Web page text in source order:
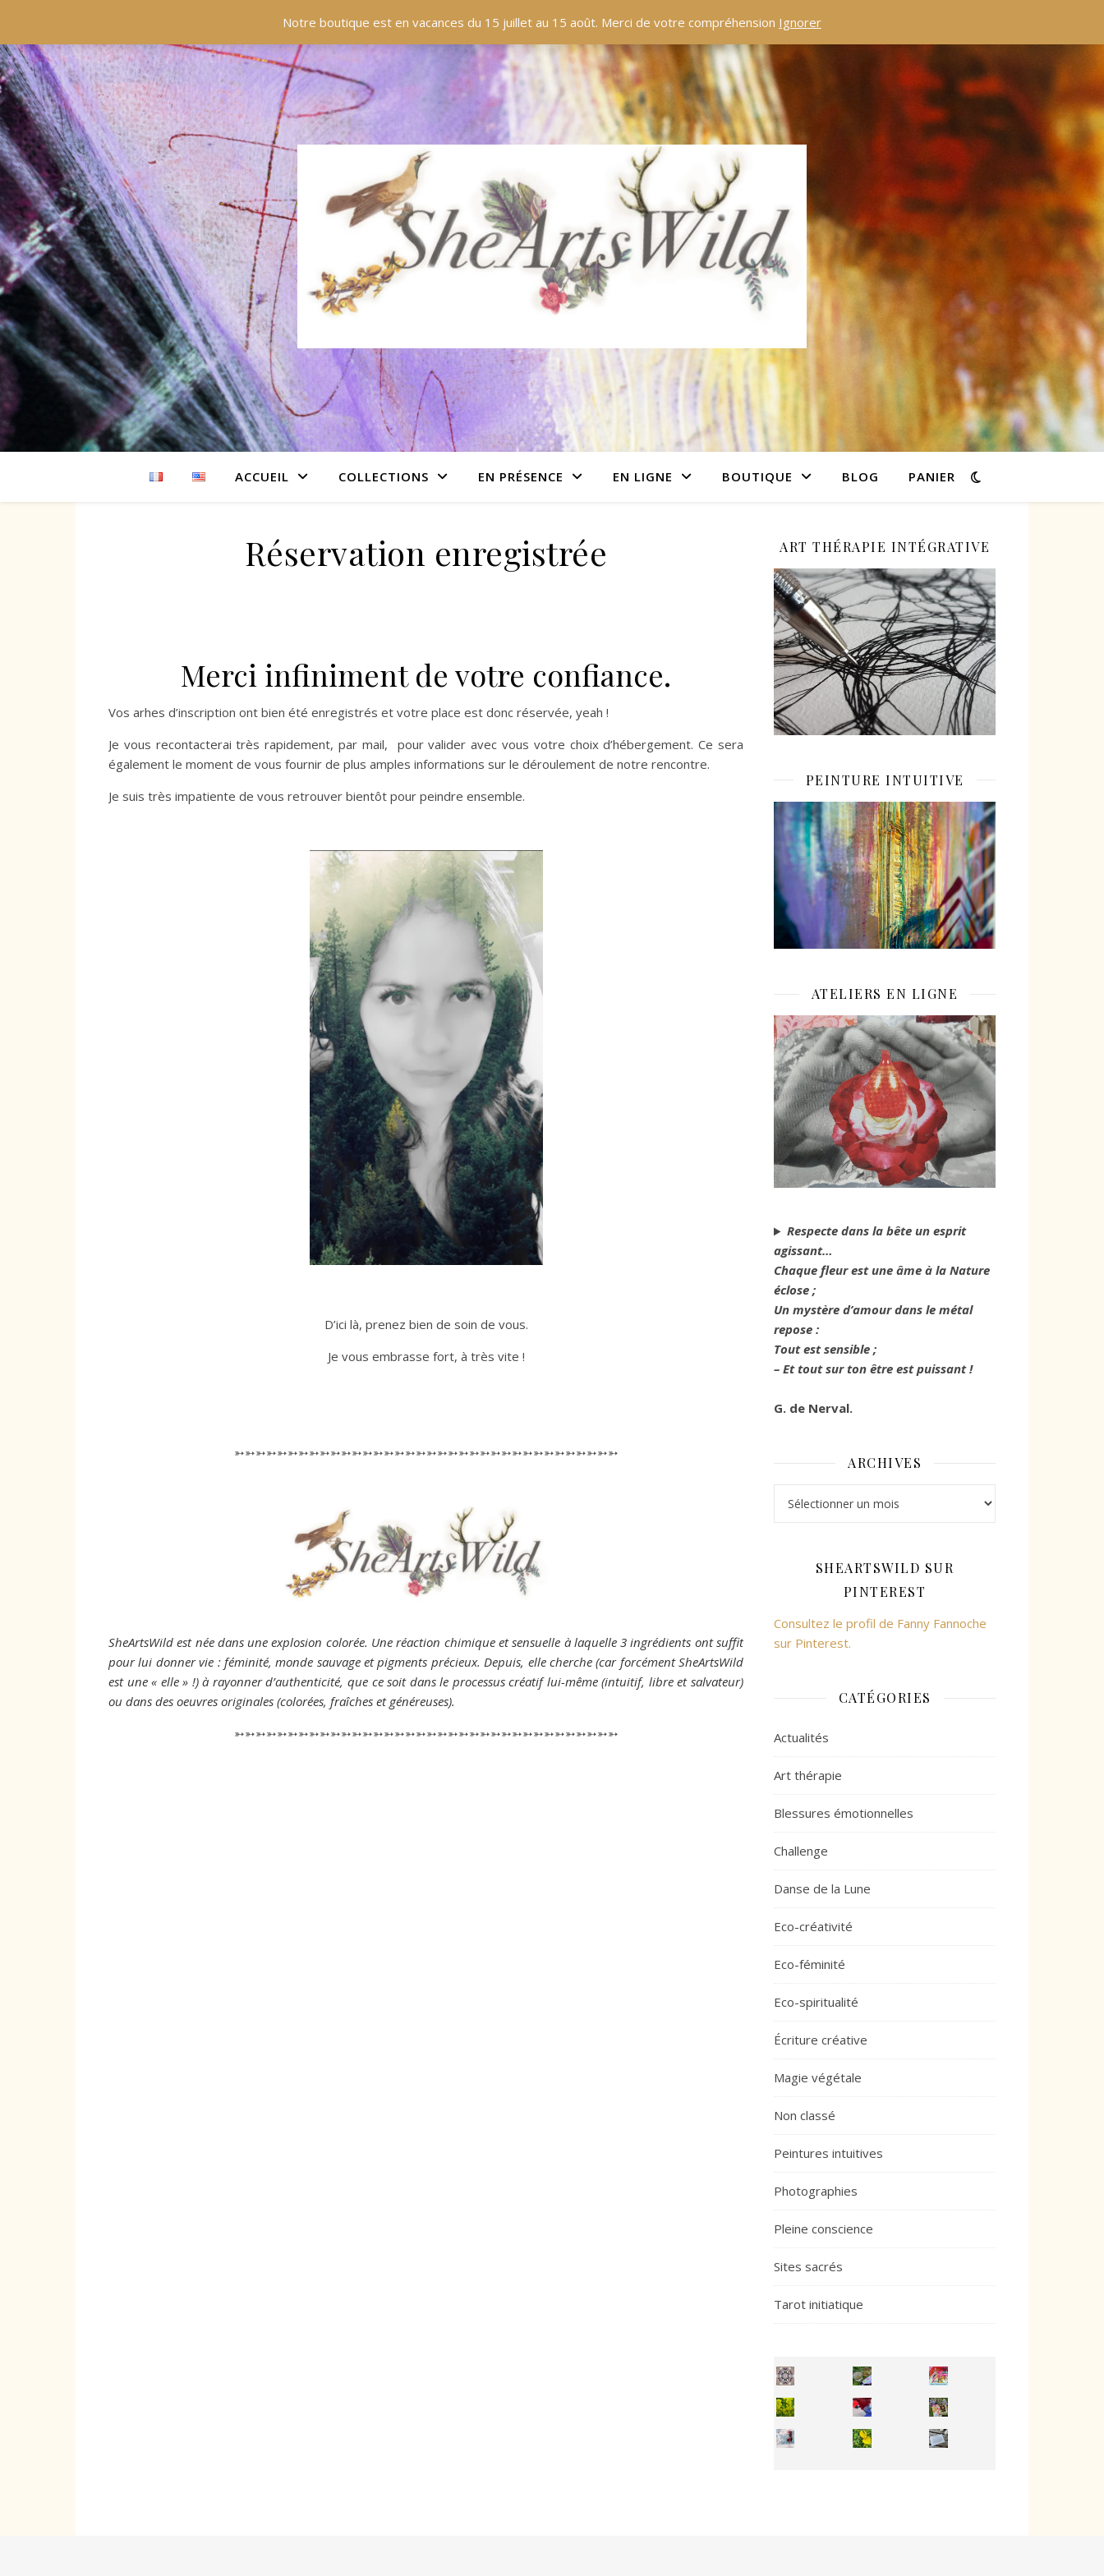
Notre boutique est en vacances du 15 juillet au 15 août. Merci de votre compréhension Ignorer
COLLECTIONS EN PRÉSENCE EN LIGNE BOUTIQUE BLOG PANIER
ACCUEIL COLLECTIONS EN PRÉSENCE EN LIGNE BOUTIQUE BLOG PANIER
Réservation enregistrée
Merci infiniment de votre confiance.
Vos arhes d’inscription ont bien été enregistrés et votre place est donc réservée, yeah !
Je vous recontacterai très rapidement, par mail, pour valider avec vous votre choix d’hébergement. Ce sera
également le moment de vous fournir de plus amples informations sur le déroulement de notre rencontre.
Je suis très impatiente de vous retrouver bientôt pour peindre ensemble.
D’ici là, prenez bien de soin de vous.
Je vous embrasse fort, à très vite !
➳➳➳➳➳➳➳➳➳➳➳➳➳➳➳➳➳➳➳➳➳➳➳➳➳➳➳➳➳➳➳➳➳➳➳➳
SheArtsWild est née dans une explosion colorée. Une réaction chimique et sensuelle à laquelle 3 ingrédients ont suffit
pour lui donner vie : féminité, monde sauvage et pigments précieux. Depuis, elle cherche (car forcément SheArtsWild
est une « elle » !) à rayonner d’authenticité, que ce soit dans le processus créatif lui-même (intuitif, libre et salvateur)
ou dans des oeuvres originales (colorées, fraîches et généreuses).
➳➳➳➳➳➳➳➳➳➳➳➳➳➳➳➳➳➳➳➳➳➳➳➳➳➳➳➳➳➳➳➳➳➳➳➳
ART THÉRAPIE INTÉGRATIVE
PEINTURE INTUITIVE
ATELIERS EN LIGNE
Respecte dans la bête un esprit
agissant…
Chaque fleur est une âme à la Nature
éclose ;
Un mystère d’amour dans le métal
repose :
Tout est sensible ;
– Et tout sur ton être est puissant !
G. de Nerval.
ARCHIVES
SHEARTSWILD SUR
PINTEREST
Consultez le profil de Fanny Fannoche
sur Pinterest.
CATÉGORIES
Actualités
Art thérapie
Blessures émotionnelles
Challenge
Danse de la Lune
Eco-créativité
Eco-féminité
Eco-spiritualité
Écriture créative
Magie végétale
Non classé
Peintures intuitives
Photographies
Pleine conscience
Sites sacrés
Tarot initiatique
Inhabit your body and understand its
You're
50/50 OR 100/100 ? The day after Ascension, w